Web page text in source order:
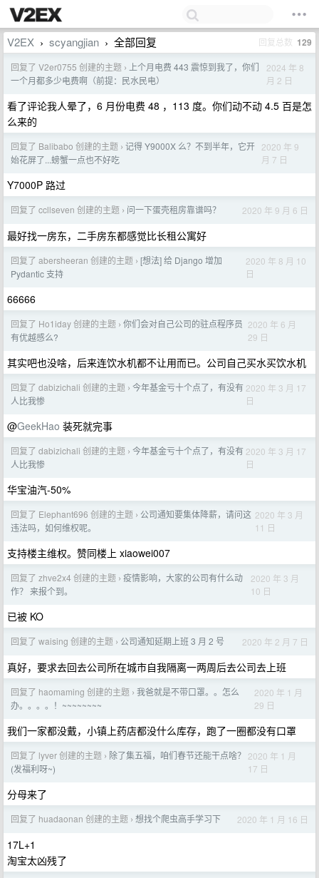
V2EX › scyangjian › 全部回复 回复总数 129
回复了 V2er0755 创建的主题 ›
上个月电费 443 震惊到我了，你们
一个月都多少电费啊（前提：民水民电）
2024 年 8
月 2 日
看了评论我人晕了，6 月份电费 48 ，113 度。你们动不动 4.5 百是怎
么来的
回复了 Balibabo 创建的主题 › 记得 Y9000X 么？不到半年，它开
始花屏了...螃蟹一点也不好吃
2020 年 9
月 7 日
Y7000P 路过
回复了 ccllseven 创建的主题 › 问一下蛋壳租房靠谱吗？ 2020 年 9 月 6 日
最好找一房东，二手房东都感觉比长租公寓好
回复了 abersheeran 创建的主题 › [想法] 给 Django 增加
Pydantic 支持
2020 年 8 月 10
日
66666
回复了 Ho1iday 创建的主题 › 你们会对自己公司的驻点程序员
有优越感么?
2020 年 6 月
29 日
其实吧也没啥，后来连饮水机都不让用而已。公司自己买水买饮水机
回复了 dabizichali 创建的主题 › 今年基金亏十个点了，有没有
人比我惨
2020 年 3 月 17
日
@GeekHao 装死就完事
回复了 dabizichali 创建的主题 › 今年基金亏十个点了，有没有
人比我惨
2020 年 3 月 17
日
华宝油汽-50%
回复了 Elephant696 创建的主题 › 公司通知要集体降薪，请问这
违法吗，如何维权呢。
2020 年 3 月
11 日
支持楼主维权。赞同楼上 xiaowei007
回复了 zhve2x4 创建的主题 › 疫情影响，大家的公司有什么动
作？ 来报个到。
2020 年 3 月
10 日
已被 KO
回复了 waising 创建的主题 › 公司通知延期上班 3 月 2 号 2020 年 2 月 7 日
真好，要求去回去公司所在城市自我隔离一两周后去公司去上班
回复了 haomaming 创建的主题 › 我爸就是不带口罩。。怎么
办。。。。！~~~~~~~~
2020 年 1 月
29 日
我们一家都没戴，小镇上药店都没什么库存，跑了一圈都没有口罩
回复了 lyver 创建的主题 › 除了集五福，咱们春节还能干点啥？
(发福利呀~)
2020 年 1 月
17 日
分母来了
回复了 huadaonan 创建的主题 › 想找个爬虫高手学习下 2020 年 1 月 16 日
17L+1
淘宝太凶残了